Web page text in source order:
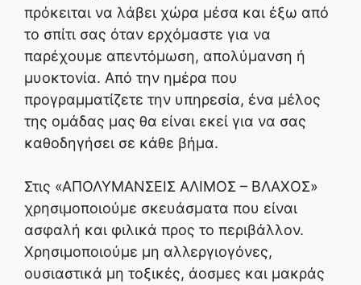
πρόκειται να λάβει χώρα μέσα και έξω από
το σπίτι σας όταν ερχόμαστε για να
παρέχουμε απεντόμωση, απολύμανση ή
μυοκτονία. Από την ημέρα που
προγραμματίζετε την υπηρεσία, ένα μέλος
της ομάδας μας θα είναι εκεί για να σας
καθοδηγήσει σε κάθε βήμα.
Στις «ΑΠΟΛΥΜΑΝΣΕΙΣ ΑΛΙΜΟΣ – ΒΛΑΧΟΣ»
χρησιμοποιούμε σκευάσματα που είναι
ασφαλή και φιλικά προς το περιβάλλον.
Χρησιμοποιούμε μη αλλεργιογόνες,
ουσιαστικά μη τοξικές, άοσμες και μακράς